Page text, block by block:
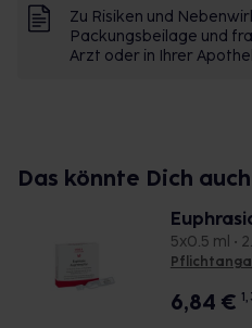
Zu Risiken und
Packungsbeilage und
Arzt oder in Ihrer
Das könnte Dich
5x0.5 ml •
6,84 € 1,